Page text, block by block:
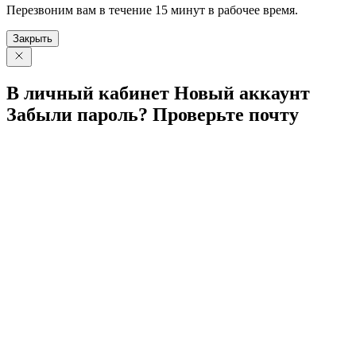
Перезвоним вам в течение 15 минут в рабочее время.
Закрыть
В личный кабинет Новый аккаунт
Забыли пароль? Проверьте почту